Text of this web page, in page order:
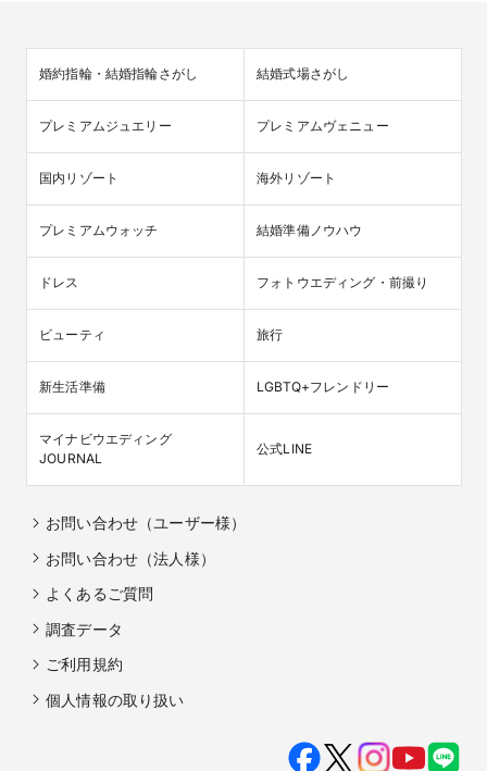
婚約指輪・結婚指輪さがし 結婚式場さがし
プレミアムジュエリー プレミアムヴェニュー
国内リゾート 海外リゾート
プレミアムウォッチ 結婚準備ノウハウ
ドレス フォトウエディング・前撮り
ビューティ 旅行
新生活準備 LGBTQ+フレンドリー
マイナビウエディング
JOURNAL
公式LINE
お問い合わせ（ユーザー様）
お問い合わせ（法人様）
よくあるご質問
調査データ
ご利用規約
個人情報の取り扱い